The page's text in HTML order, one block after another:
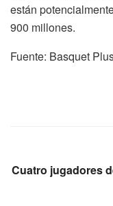
están
900 millones.
Fuente: Basquet
Cuatro jugadores